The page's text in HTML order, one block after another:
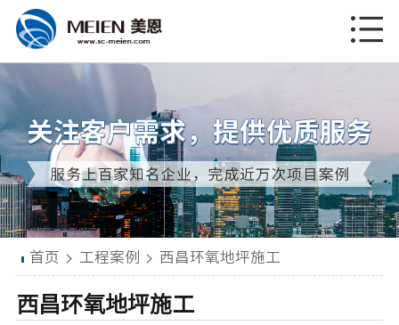
首页 > 工程案例 > 西昌环氧地坪施工
西昌环氧地坪施工